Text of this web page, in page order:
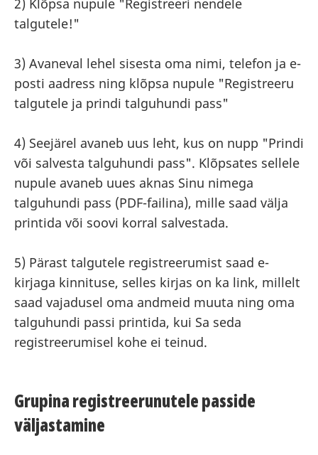
2) Klõpsa nupule "Registreeri nendele
talgutele!"
3) Avaneval lehel sisesta oma nimi, telefon ja e-
posti aadress ning klõpsa nupule "Registreeru
talgutele ja prindi talguhundi pass"
4) Seejärel avaneb uus leht, kus on nupp "Prindi
või salvesta talguhundi pass". Klõpsates sellele
nupule avaneb uues aknas Sinu nimega
talguhundi pass (PDF-failina), mille saad välja
printida või soovi korral salvestada.
5) Pärast talgutele registreerumist saad e-
kirjaga kinnituse, selles kirjas on ka link, millelt
saad vajadusel oma andmeid muuta ning oma
talguhundi passi printida, kui Sa seda
registreerumisel kohe ei teinud.
Grupina registreerunutele passide
väljastamine